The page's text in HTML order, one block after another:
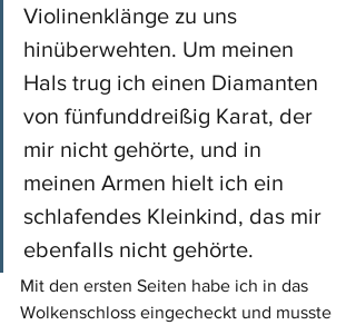
Violinenklänge zu uns
hinüberwehten. Um meinen
Hals trug ich einen Diamanten
von fünfunddreißig Karat, der
mir nicht gehörte, und in
meinen Armen hielt ich ein
schlafendes Kleinkind, das mir
ebenfalls nicht gehörte.
Mit den ersten Seiten habe ich in das
Wolkenschloss eingecheckt und musste